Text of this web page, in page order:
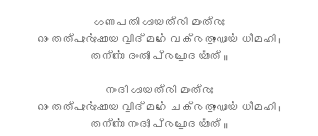
ഗണപതി ഗായത്രി മംത്രഃ
ഓം തത്പുരു॑ഷായ വി॒ദ്മഹേ॑ വക്രതും॒ഡായ॑ ധീമഹി ।
തന്നോ॑ ദംതിഃ പ്രചോ॒ദയാ᳚ത് ॥
നംദി ഗായത്രി മംത്രഃ
ഓം തത്പുരു॑ഷായ വി॒ദ്മഹേ॑ ചക്രതും॒ഡായ॑ ധീമഹി ।
തന്നോ॑ നംദിഃ പ്രചോ॒ദയാ᳚ത് ॥